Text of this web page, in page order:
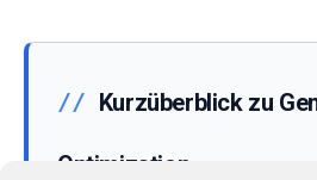
Kurzüberblick zu
Optimization